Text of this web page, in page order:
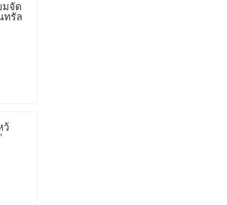
มจัด
ทรัล
ว้